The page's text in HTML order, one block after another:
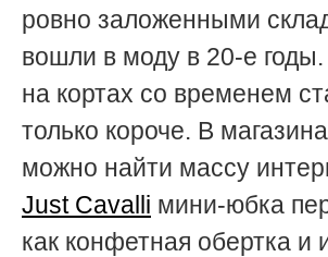
ровно заложенными
вошли в моду в 20-е
на кортах со временем
только короче. В
можно найти массу
Just Cavalli мини-юбка
как конфетная обертка и